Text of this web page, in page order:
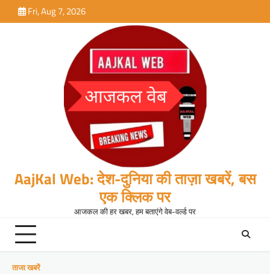
to
Fri, Aug 7, 2026
AajKal Web: देश-दुनिया की ताज़ा खबरें, बस
एक क्लिक पर
आजकल की हर खबर, हम बताएंगे वेब-वर्ल्ड पर
ताजा खबरें